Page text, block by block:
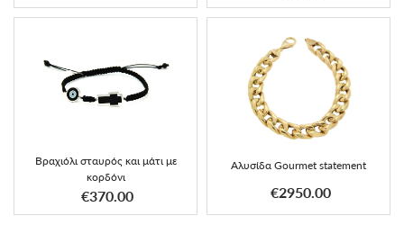
Βραχιόλι σταυρός και μάτι με
κορδόνι
€370.00
Αλυσίδα Gourmet statement
€2950.00